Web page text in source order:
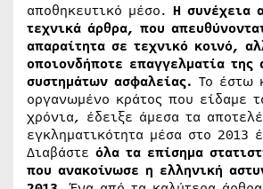
αποθηκευτικό μέσο. Η συνέχεια
τεχνικά άρθρα, που
απαραίτητα σε τεχνικό κοινό,
οποιονδήποτε επαγγελματία της
συστημάτων ασφαλείας. Το έστω
οργανωμένο κράτος που είδαμε
χρόνια, έδειξε άμεσα τα
εγκληματικότητα μέσα στο 2013
Διαβάστε όλα τα επίσημα
που ανακοίνωσε η ελληνική